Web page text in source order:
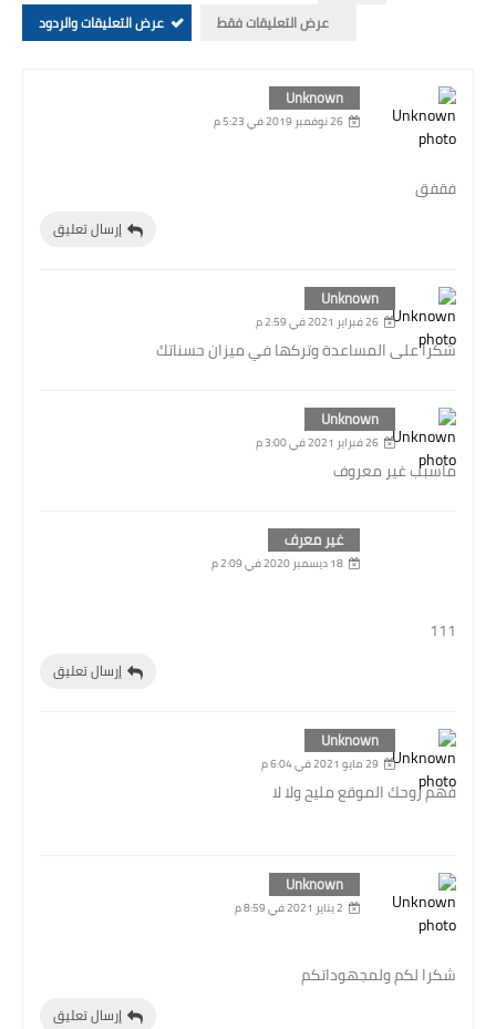
عرض التعليقات فقط عرض التعليقات والردود
Unknown
26 نوفمبر 2019 في 5:23 م
فقفق
إرسال تعليق
Unknown
26 فبراير 2021 في 2:59 م
شكرا على المساعدة وتركها في ميزان حسناتك
Unknown
26 فبراير 2021 في 3:00 م
ماسبب غير معروف
غير معرف
18 ديسمبر 2020 في 2:09 م
111
إرسال تعليق
Unknown
29 مايو 2021 في 6:04 م
فهم روحك الموقع مليح ولا لا
Unknown
2 يناير 2021 في 8:59 م
شكرا لكم ولمجهوداتكم
إرسال تعليق